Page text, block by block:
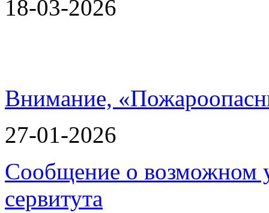
18-03-2026
Внимание,
27-01-2026
Сообщение о возможном
сервитута